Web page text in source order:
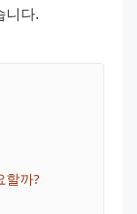
니다.
할까?